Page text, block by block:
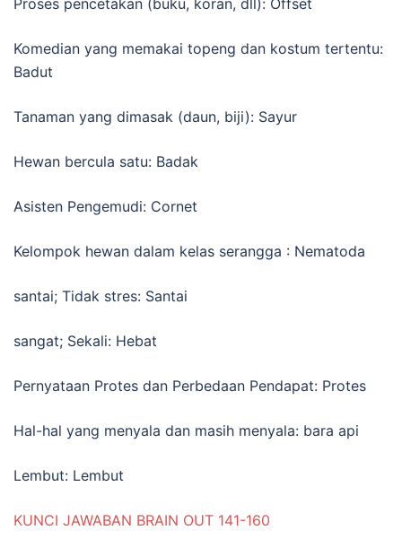
Komedian yang memakai topeng dan kostum tertentu:
Badut
Tanaman yang dimasak (daun, biji): Sayur
Hewan bercula satu: Badak
Asisten Pengemudi: Cornet
Kelompok hewan dalam kelas serangga : Nematoda
santai; Tidak stres: Santai
sangat; Sekali: Hebat
Pernyataan Protes dan Perbedaan Pendapat: Protes
Hal-hal yang menyala dan masih menyala: bara api
Lembut: Lembut
KUNCI JAWABAN BRAIN OUT 141-160